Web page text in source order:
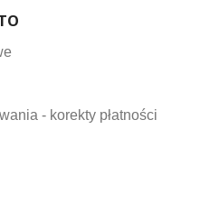
- korekty płatności